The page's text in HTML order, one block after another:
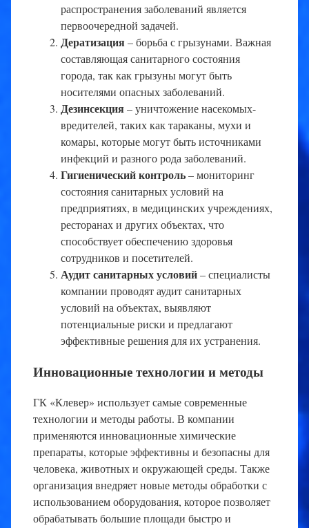
распространения заболеваний является
первоочередной задачей.
Дератизация– борьба с грызунами. Важная
составляющая санитарного состояния
города, так как грызуны могут быть
носителями опасных заболеваний.
Дезинсекция– уничтожение насекомых-
вредителей, таких как тараканы, мухи и
комары, которые могут быть источниками
инфекций и разного рода заболеваний.
Гигиенический контроль– мониторинг
состояния санитарных условий на
предприятиях, в медицинских учреждениях,
ресторанах и других объектах, что
способствует обеспечению здоровья
сотрудников и посетителей.
Аудит санитарных условий– специалисты
компании проводят аудит санитарных
условий на объектах, выявляют
потенциальные риски и предлагают
эффективные решения для их устранения.
Инновационные технологии и методы
ГК «Клевер» использует самые современные
технологии и методы работы. В компании
применяются инновационные химические
препараты, которые эффективны и безопасны для
человека, животных и окружающей среды. Также
организация внедряет новые методы обработки с
использованием оборудования, которое позволяет
обрабатывать большие площади быстро и